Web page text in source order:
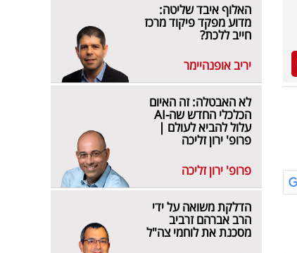
האלוף איבד שליטה:
מדוע מפקד פיקוד מרכז
חייב ללכת?
יריב אופנהיימר
לא האבטלה: זה האיום
הכלכלי החדש שה-AI
עלול להביא לעולם |
פרופ' ירון זליכה
פרופ' ירון זליכה
הדלקת משואה על ידי
הרב אברהם זרביב
מסכנת את לוחמי צה"ל